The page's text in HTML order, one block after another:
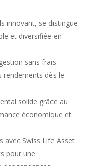
innovant, se distingue
et diversifiée en
sans frais
rendements dès le
solide grâce au
économique et
avec Swiss Life Asset
pour une